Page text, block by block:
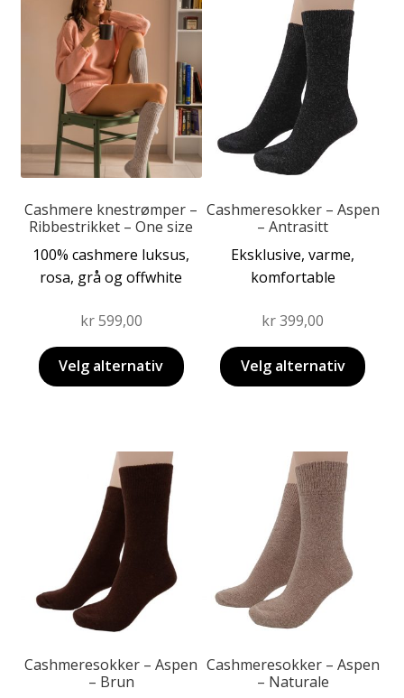
Produkter
Fold
ut
Forhandler
Fold
ut
Cashmere knestrømper –
Ribbestrikket – One size
100% cashmere luksus,
rosa, grå og offwhite
kr599,00
Velg alternativ
Dette
produktet
har
flere
varianter.
Alternativene
kan
velges
produktsiden Cashmeresokker – Aspen
– Antrasitt
Eksklusive, varme,
komfortable
kr399,00
Velg alternativ
Dette
produktet
har
flere
varianter.
Alternativene
kan
velges
produktsiden
Cashmeresokker – Aspen
– Brun
Dette
produktet
har
varianter.
Alternativene
kan
velges
produktsiden Cashmeresokker – Aspen
– Naturale
Dette
produktet
har
flere
varianter.
Alternativene
kan
velges
produktsiden